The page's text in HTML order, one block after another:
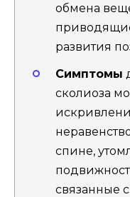
обмена
развития
Симптомы
сколиоза
спине,
связанные